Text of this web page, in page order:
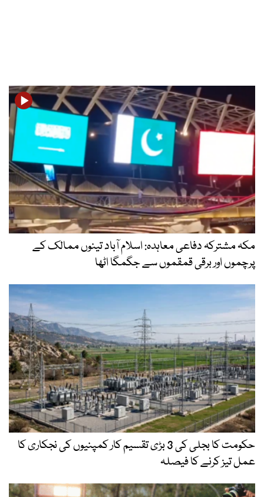
مکہ مشترکہ دفاعی معاہدہ: اسلام آباد تینوں ممالک کے
پرچموں اور برقی قمقموں سے جگمگا اٹھا
حکومت کا بجلی کی 3 بڑی تقسیم کار کمپنیوں کی نجکاری کا
عمل تیز کرنے کا فیصلہ